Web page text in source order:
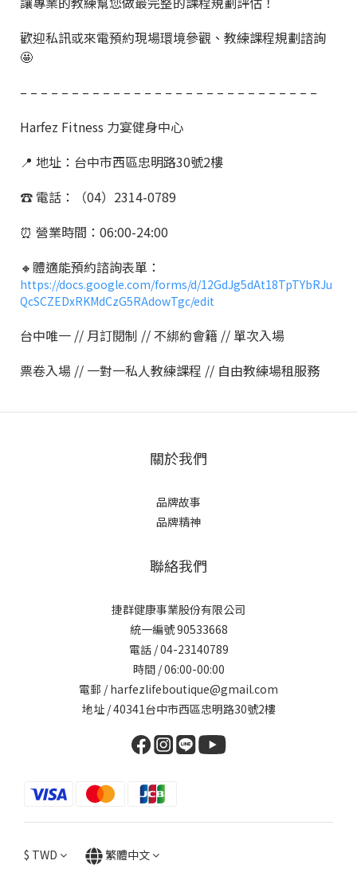
歡迎私訊或來電預約現場環境參觀、教練課程規劃諮詢
🤩
– – – – – – – – – – – – – – – – – – – – – – – – – – – – –
Harfez Fitness 力宴健身中心
📍 地址：台中市西區忠明路30號2樓
☎️ 電話：（04）2314-0789
⏰ 營業時間：06:00-24:00
🔸體適能預約諮詢表單：
https://docs.google.com/forms/d/12GdJg5dAt18TpTYbRJu
QcSCZEDxRKMdCzG5RAdowTgc/edit
台中唯一 // 月訂閱制 // 不綁約會籍 // 單次入場
票卷入場 // 一對一私人教練課程 // 自由教練場租服務
關於我們
品牌故事
品牌精神
聯絡我們
捷群健康事業股份有限公司
統一編號 90533668
電話 / 04-23140789
時間 / 06:00-00:00
電郵 / harfezlifeboutique@gmail.com
地址 / 40341台中市西區忠明路30號2樓
$ TWD 繁體中文